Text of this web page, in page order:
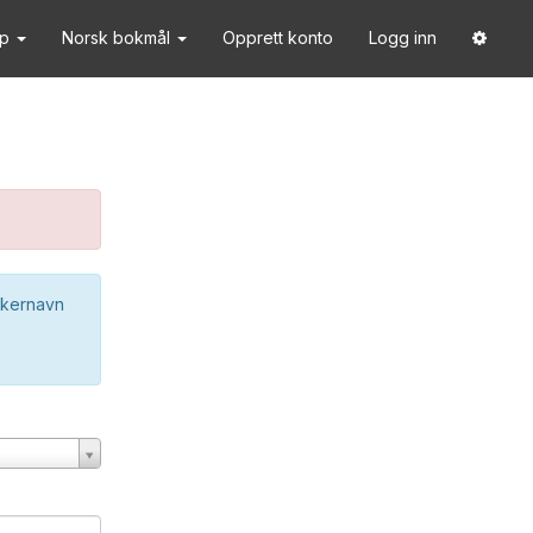
Norsk bokmål Opprett konto Logg inn